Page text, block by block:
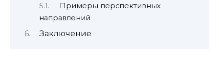
Примеры перспективных
направлений
Заключение